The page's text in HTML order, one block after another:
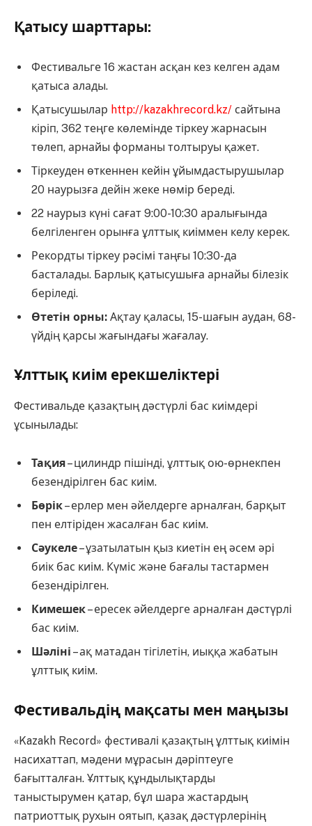
Қатысу шарттары:
Фестивальге 16 жастан асқан кез келген адам
қатыса алады.
Қатысушылар http://kazakhrecord.kz/ сайтына
кіріп, 362 теңге көлемінде тіркеу жарнасын
төлеп, арнайы форманы толтыруы қажет.
Тіркеуден өткеннен кейін ұйымдастырушылар
20 наурызға дейін жеке нөмір береді.
22 наурыз күні сағат 9:00-10:30 аралығында
белгіленген орынға ұлттық киіммен келу керек.
Рекордты тіркеу рәсімі таңғы 10:30-да
басталады. Барлық қатысушыға арнайы білезік
беріледі.
Өтетін орны: Ақтау қаласы, 15-шағын аудан, 68-
үйдің қарсы жағындағы жағалау.
Ұлттық киім ерекшеліктері
Фестивальде қазақтың дәстүрлі бас киімдері
ұсынылады:
Тақия– цилиндр пішінді, ұлттық ою-өрнекпен
безендірілген бас киім.
Бөрік– ерлер мен әйелдерге арналған, барқыт
пен елтіріден жасалған бас киім.
Сәукеле– ұзатылатын қыз киетін ең әсем әрі
биік бас киім. Күміс және бағалы тастармен
безендірілген.
Кимешек– ересек әйелдерге арналған дәстүрлі
бас киім.
Шәліні – ақ матадан тігілетін, иыққа жабатын
ұлттық киім.
Фестивальдің мақсаты мен маңызы
«Kazakh Record» фестивалі қазақтың ұлттық киімін
насихаттап, мәдени мұрасын дәріптеуге
бағытталған. Ұлттық құндылықтарды
таныстырумен қатар, бұл шара жастардың
патриоттық рухын оятып, қазақ дәстүрлерінің